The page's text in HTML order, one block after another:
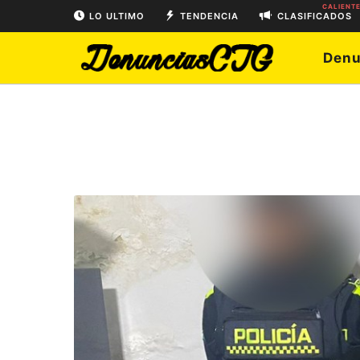
LO ULTIMO TENDENCIA CLASIFICADOS
CALIENTE